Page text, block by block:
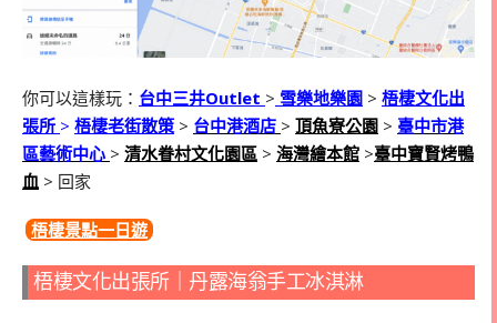
你可以這樣玩： 台中三井Outlet > 雪樂地樂園 > 梧棲文化出
張所 > 梧棲老街散策> 台中港酒店 > 頂魚寮公園 > 臺中市港
區藝術中心 > 清水眷村文化園區 > 海灣繪本館 >臺中寶賢烤鴨
血 > 回家
梧棲景點一日遊
梧棲文化出張所｜丹露海翁手工冰淇淋